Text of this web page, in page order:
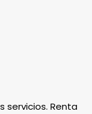
servicios. Renta